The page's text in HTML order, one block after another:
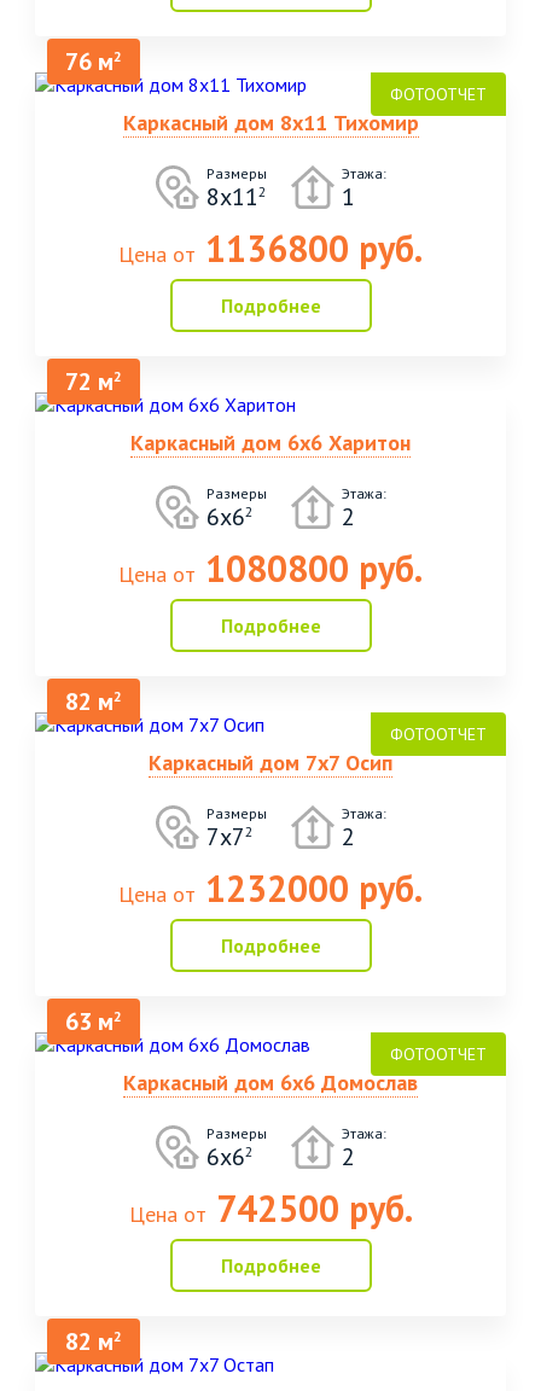
76 м2
Каркасный дом 8х11 Тихомир
Размеры
8х112
Этажа:
1
Цена от 1136800 руб.
Подробнее
72 м2
Каркасный дом 6х6 Харитон
Размеры
6х62
Этажа:
2
Цена от 1080800 руб.
Подробнее
82 м2
Каркасный дом 7х7 Осип
Размеры
7х72
Этажа:
2
Цена от 1232000 руб.
Подробнее
63 м2
Каркасный дом 6х6 Домослав
Размеры
6х62
Этажа:
2
Цена от 742500 руб.
Подробнее
82 м2